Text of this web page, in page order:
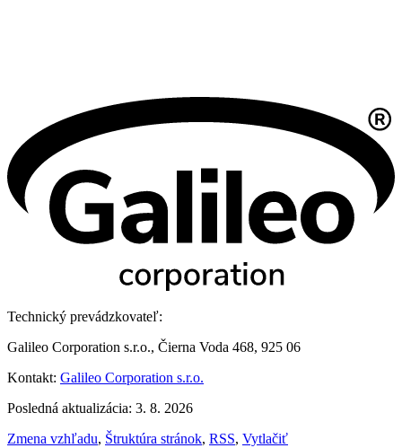
Technický prevádzkovateľ:
Galileo Corporation s.r.o., Čierna Voda 468, 925 06
Kontakt: Galileo Corporation s.r.o.
Posledná aktualizácia: 3. 8. 2026
Zmena vzhľadu, Štruktúra stránok, RSS, Vytlačiť